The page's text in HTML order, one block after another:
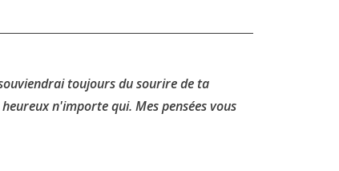
toujours du sourire de ta
n'importe qui. Mes pensées vous